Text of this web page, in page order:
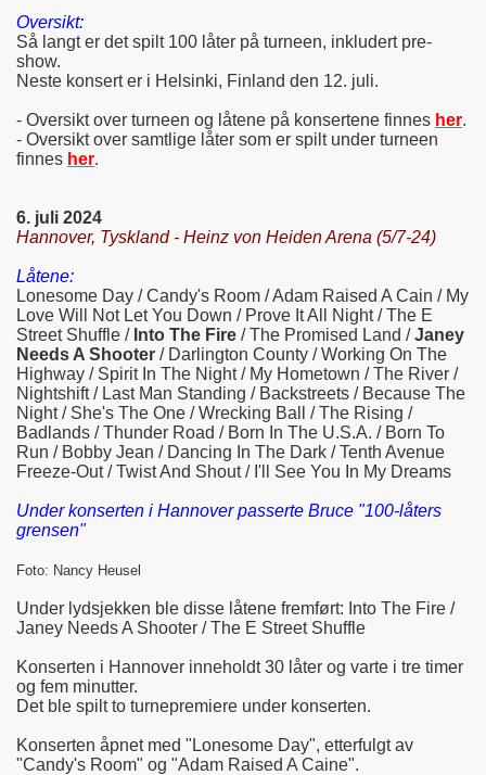
Oversikt:
Så langt er det spilt 100 låter på turneen, inkludert pre-
show.
Neste konsert er i Helsinki, Finland den 12. juli.
- Oversikt over turneen og låtene på konsertene finnes her.
- Oversikt over samtlige låter som er spilt under turneen
finnes her.
6. juli 2024
Hannover, Tyskland - Heinz von Heiden Arena (5/7-24)
Låtene:
Lonesome Day / Candy's Room / Adam Raised A Cain / My
Love Will Not Let You Down / Prove It All Night / The E
Street Shuffle / Into The Fire / The Promised Land /Janey
Needs A Shooter / Darlington County / Working On The
Highway / Spirit In The Night / My Hometown / The River /
Nightshift / Last Man Standing / Backstreets / Because The
Night / She's The One / Wrecking Ball / The Rising /
Badlands / Thunder Road / Born In The U.S.A. / Born To
Run / Bobby Jean / Dancing In The Dark / Tenth Avenue
Freeze-Out / Twist And Shout / I'll See You In My Dreams
Under konserten i Hannover passerte Bruce "100-låters
grensen"
Foto: Nancy Heusel
Under lydsjekken ble disse låtene fremført: Into The Fire /
Janey Needs A Shooter / The E Street Shuffle
Konserten i Hannover inneholdt 30 låter og varte i tre timer
og fem minutter.
Det ble spilt to turnepremiere under konserten.
Konserten åpnet med "Lonesome Day", etterfulgt av
"Candy's Room" og "Adam Raised A Caine".